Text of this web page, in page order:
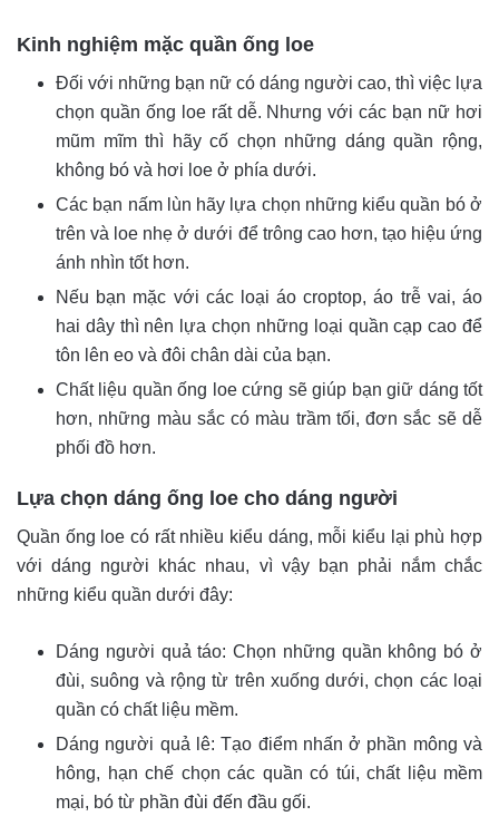
Kinh nghiệm mặc quần ống loe
Đối với những bạn nữ có dáng người cao, thì việc lựa
chọn quần ống loe rất dễ. Nhưng với các bạn nữ hơi
mũm mĩm thì hãy cố chọn những dáng quần rộng,
không bó và hơi loe ở phía dưới.
Các bạn nấm lùn hãy lựa chọn những kiểu quần bó ở
trên và loe nhẹ ở dưới để trông cao hơn, tạo hiệu ứng
ánh nhìn tốt hơn.
Nếu bạn mặc với các loại áo croptop, áo trễ vai, áo
hai dây thì nên lựa chọn những loại quần cạp cao để
tôn lên eo và đôi chân dài của bạn.
Chất liệu quần ống loe cứng sẽ giúp bạn giữ dáng tốt
hơn, những màu sắc có màu trầm tối, đơn sắc sẽ dễ
phối đồ hơn.
Lựa chọn dáng ống loe cho dáng người
Quần ống loe có rất nhiều kiểu dáng, mỗi kiểu lại phù hợp
với dáng người khác nhau, vì vậy bạn phải nắm chắc
những kiểu quần dưới đây:
Dáng người quả táo: Chọn những quần không bó ở
đùi, suông và rộng từ trên xuống dưới, chọn các loại
quần có chất liệu mềm.
Dáng người quả lê: Tạo điểm nhấn ở phần mông và
hông, hạn chế chọn các quần có túi, chất liệu mềm
mại, bó từ phần đùi đến đầu gối.